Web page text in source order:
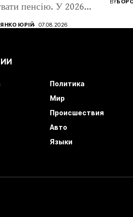
пенсію. У 2026...
ЮРІЙ 07.08.2026
BY
Политика
Мир
Происшествия
Авто
Языки